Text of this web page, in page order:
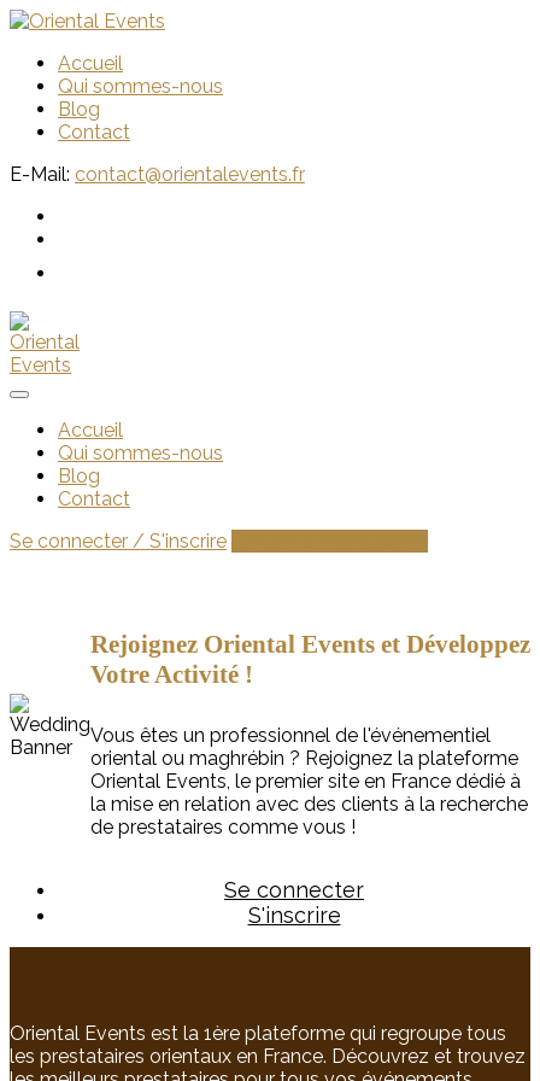
Accueil
Qui sommes-nous
Blog
Contact
E-Mail: contact@orientalevents.fr
Accueil
Qui sommes-nous
Blog
Contact
Se connecter / S'inscrire
Rejoignez Oriental Events et Développez
Votre Activité !
Vous êtes un professionnel de l'événementiel
oriental ou maghrébin ? Rejoignez la plateforme
Oriental Events, le premier site en France dédié à
la mise en relation avec des clients à la recherche
de prestataires comme vous !
Se connecter
S'inscrire
Oriental Events est la 1ère plateforme qui regroupe tous
les prestataires orientaux en France. Découvrez et trouvez